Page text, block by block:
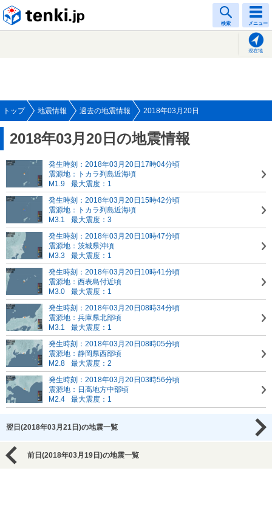
検索 メニュー
現在地
トップ 地震情報 過去の地震情報 2018年03月20日
2018年03月20日の地震情報
発生時刻：2018年03月20日17時04分頃
震源地：トカラ列島近海頃
M1.9
最大震度：1
発生時刻：2018年03月20日15時42分頃
震源地：トカラ列島近海頃
M3.1
最大震度：3
発生時刻：2018年03月20日10時47分頃
震源地：茨城県沖頃
M3.3
最大震度：1
発生時刻：2018年03月20日10時41分頃
震源地：西表島付近頃
M3.0
最大震度：1
発生時刻：2018年03月20日08時34分頃
震源地：兵庫県北部頃
M3.1
最大震度：1
発生時刻：2018年03月20日08時05分頃
震源地：静岡県西部頃
M2.8
最大震度：2
発生時刻：2018年03月20日03時56分頃
震源地：日高地方中部頃
M2.4
最大震度：1
翌日(2018年03月21日)の地震一覧
前日(2018年03月19日)の地震一覧